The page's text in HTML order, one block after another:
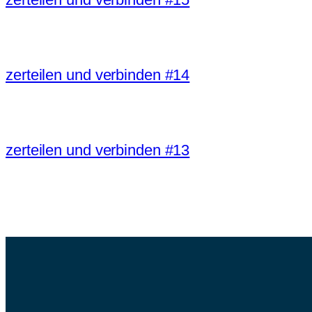
zerteilen und verbinden #14
zerteilen und verbinden #13